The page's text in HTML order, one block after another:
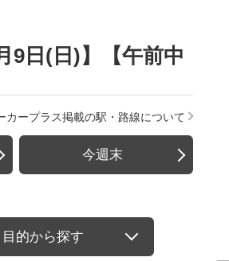
9日(日)】【午前中
カープラス掲載の駅・路線について
今週末
目的から探す